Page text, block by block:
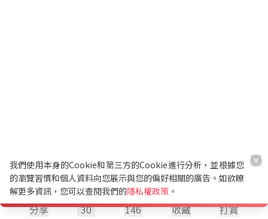
分享 30 146 收藏 打賞
我們使用本身的Cookie和第三方的Cookie進行分析，並根據您
的瀏覽習慣和個人資料向您展示與您的偏好相關的廣告。如欲瞭
解更多資訊，您可以查閱我們的隱私權政策 。